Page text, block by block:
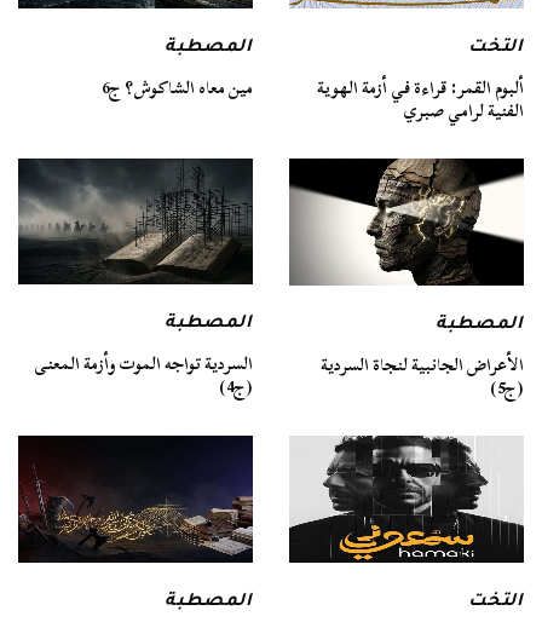
التخت
ألبوم القمر: قراءة في أزمة الهوية
الفنية لرامي صبري
المصطبة
مين معاه الشاكوش؟ ج6
المصطبة
الأعراض الجانبية لنجاة السردية
(ج5)
المصطبة
السردية تواجه الموت وأزمة المعنى
(ج4)
التخت المصطبة